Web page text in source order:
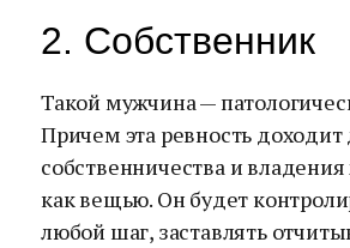
2. Собственник
Такой мужчина —
Причем эта ревность
собственничества и
как вещью. Он будет
любой шаг, заставлять